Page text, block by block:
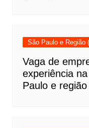
São Paulo e Região
Vaga de
experiência
Paulo e